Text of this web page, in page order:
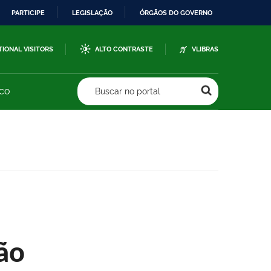
PARTICIPE LEGISLAÇÃO ÓRGÃOS DO GOVERNO
VISITORS ALTO CONTRASTE VLIBRAS
Buscar no portal